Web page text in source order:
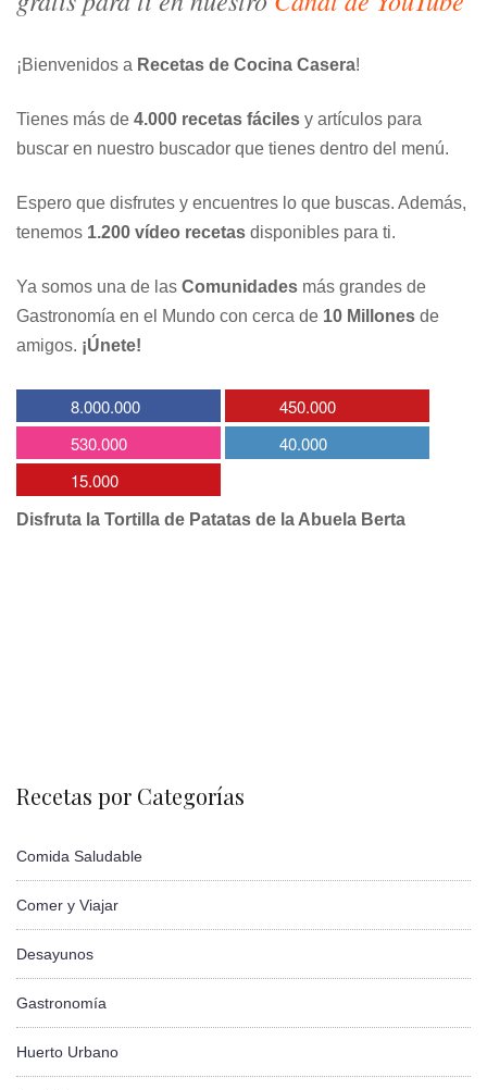
¡Bienvenidos a Recetas de Cocina Casera!
Tienes más de 4.000 recetas fáciles y artículos para
buscar en nuestro buscador que tienes dentro del menú.
Espero que disfrutes y encuentres lo que buscas. Además,
tenemos 1.200 vídeo recetas disponibles para ti.
Ya somos una de las Comunidades más grandes de
Gastronomía en el Mundo con cerca de 10 Millones de
amigos. ¡Únete!
8.000.000
450.000
530.000
40.000
15.000
Disfruta la Tortilla de Patatas de la Abuela Berta
Recetas por Categorías
Comida Saludable
Comer y Viajar
Desayunos
Gastronomía
Huerto Urbano